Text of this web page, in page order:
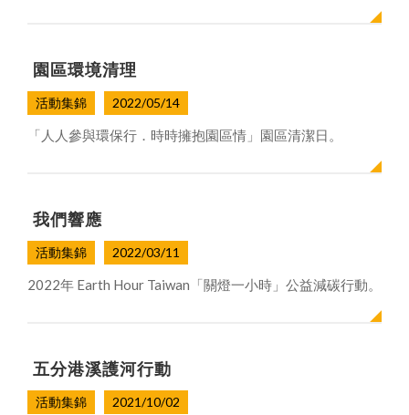
園區環境清理
活動集錦 2022/05/14
「人人參與環保行．時時擁抱園區情」園區清潔日。
我們響應
活動集錦 2022/03/11
2022年 Earth Hour Taiwan「關燈一小時」公益減碳行動。
五分港溪護河行動
活動集錦 2021/10/02